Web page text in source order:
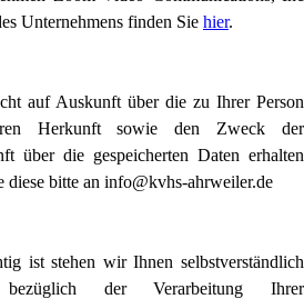
Unternehmens finden Sie hier.
auf Auskunft über die zu Ihrer Person
Herkunft sowie den Zweck der
über die gespeicherten Daten erhalten
diese bitte an info@kvhs-ahrweiler.de
ist stehen wir Ihnen selbstverständlich
der Verarbeitung Ihrer